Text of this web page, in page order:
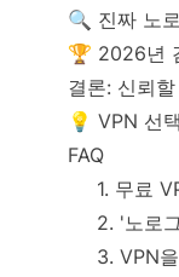
🔍 진짜 노
🏆 2026년
결론: 신뢰
💡 VPN 선
FAQ
1. 무료
2. '노로
3. VPN